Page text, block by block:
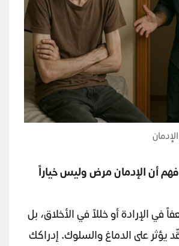
فهم أن الإدمان مرض وليس خياراً
في الإرادة أو خللاً في الأخلاق، بل
على الدماغ والسلوك. إدراكك